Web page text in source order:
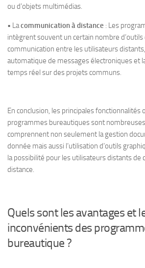
ou d’objets multimédias.
• Lacommunication à distance : Les
intègrent souvent un certain nombre d’outils
communication entre les utilisateurs
automatique de messages électroniques et
temps réel sur des projets communs.
En conclusion, les principales fonctionnalités
programmes bureautiques sont
comprennent non seulement la gestion
donnée mais aussi l’utilisation d’outils
la possibilité pour les utilisateurs distants de
distance.
Quels sont les avantages et
inconvénients des
bureautique ?